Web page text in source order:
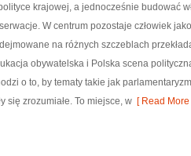
krajowej, a jednocześnie budować
W centrum pozostaje człowiek
na różnych szczeblach
obywatelska i Polska scena
o to, by tematy takie jak
się zrozumiałe. To miejsce, w [ Read More